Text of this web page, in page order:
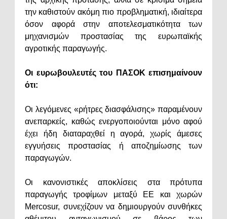
την καθιστούν ακόμη πιο προβληματική, ιδιαίτερα
όσον αφορά στην αποτελεσματικότητα των
μηχανισμών προστασίας της ευρωπαϊκής
αγροτικής παραγωγής.
Οι ευρωβουλευτές του ΠΑΣΟΚ επισημαίνουν
ότι:
Οι λεγόμενες «ρήτρες διασφάλισης» παραμένουν
ανεπαρκείς, καθώς ενεργοποιούνται μόνο αφού
έχει ήδη διαταραχθεί η αγορά, χωρίς άμεσες
εγγυήσεις προστασίας ή αποζημίωσης των
παραγωγών.
Οι κανονιστικές αποκλίσεις στα πρότυπα
παραγωγής τροφίμων μεταξύ ΕΕ και χωρών
Mercosur, συνεχίζουν να δημιουργούν συνθήκες